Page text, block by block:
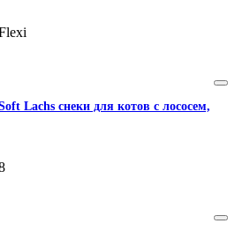
Lachs снеки для котов с лососем,